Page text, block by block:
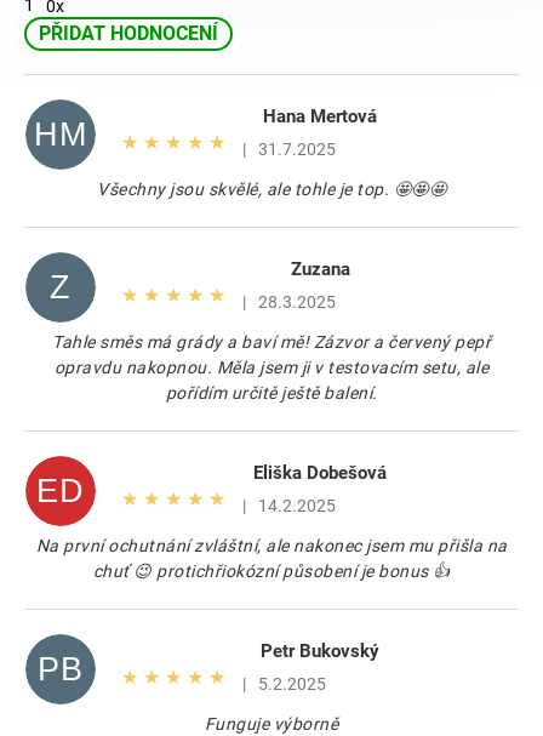
1
0x
PŘIDAT HODNOCENÍ
p
i
o
n
o
HM
Hana Mertová
Hodnocení produktu je 5 z 5 hvězdiček.
| 31.7.2025
Všechny jsou skvělé, ale tohle je top. 🤩🤩🤩
Z
Zuzana
Hodnocení produktu je 5 z 5 hvězdiček.
| 28.3.2025
Tahle směs má grády a baví mě! Zázvor a červený pepř
opravdu nakopnou. Měla jsem ji v testovacím setu, ale
pořídím určitě ještě balení.
ED
Eliška Dobešová
Hodnocení produktu je 5 z 5 hvězdiček.
| 14.2.2025
Na první ochutnání zvláštní, ale nakonec jsem mu přišla na
chuť 😉 protichřiokózní působení je bonus 👍
PB
Petr Bukovský
Hodnocení produktu je 5 z 5 hvězdiček.
| 5.2.2025
Funguje výborně